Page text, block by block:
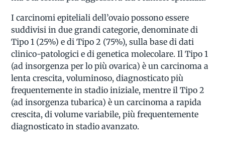
I carcinomi epiteliali dell’ovaio possono essere
suddivisi in due grandi categorie, denominate di
Tipo 1 (25%) e di Tipo 2 (75%), sulla base di dati
clinico-patologici e di genetica molecolare. Il Tipo 1
(ad insorgenza per lo più ovarica) è un carcinoma a
lenta crescita, voluminoso, diagnosticato più
frequentemente in stadio iniziale, mentre il Tipo 2
(ad insorgenza tubarica) è un carcinoma a rapida
crescita, di volume variabile, più frequentemente
diagnosticato in stadio avanzato.